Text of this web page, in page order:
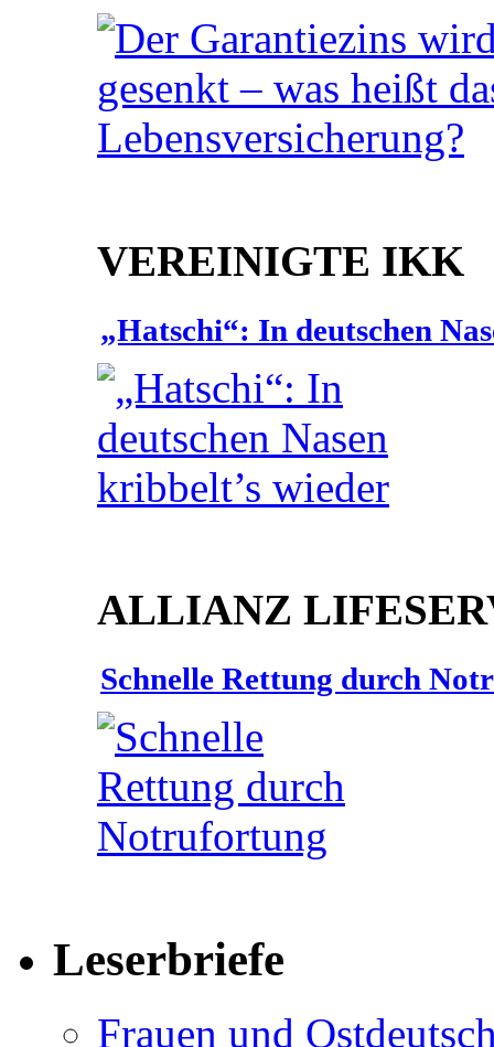
VEREINIGTE IKK
„Hatschi“: In deutschen
ALLIANZ
Schnelle Rettung durch
Leserbriefe
Frauen und